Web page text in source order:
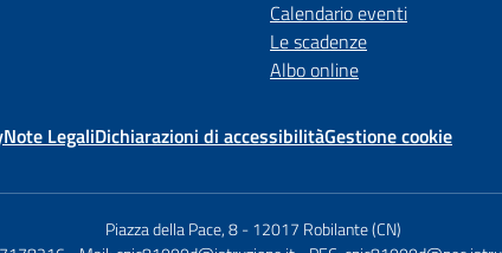
Calendario eventi
Le scadenze
Albo online
Note LegaliDichiarazioni di accessibilitàGestione cookie
Piazza della Pace, 8-12017 Robilante (CN)